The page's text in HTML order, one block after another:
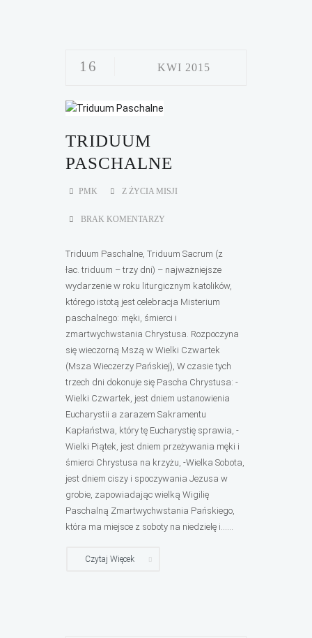
16 KWI 2015
TRIDUUM
PASCHALNE
PMK Z ŻYCIA MISJI
BRAK KOMENTARZY
Triduum Paschalne, Triduum Sacrum (z
łac. triduum – trzy dni) – najważniejsze
wydarzenie w roku liturgicznym katolików,
którego istotą jest celebracja Misterium
paschalnego: męki, śmierci i
zmartwychwstania Chrystusa. Rozpoczyna
się wieczorną Mszą w Wielki Czwartek
(Msza Wieczerzy Pańskiej), W czasie tych
trzech dni dokonuje się Pascha Chrystusa: -
Wielki Czwartek, jest dniem ustanowienia
Eucharystii a zarazem Sakramentu
Kapłaństwa, ktόry tę Eucharystię sprawia, -
Wielki Piątek, jest dniem przeżywania męki i
śmierci Chrystusa na krzyżu, -Wielka Sobota,
jest dniem ciszy i spoczywania Jezusa w
grobie, zapowiadając wielką Wigilię
Paschalną Zmartwychwstania Pańskiego,
ktόra ma miejsce z soboty na niedzielę i......
Czytaj Więcek